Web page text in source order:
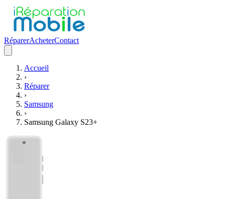
RéparerAcheterContact
Accueil
›
Réparer
›
Samsung
›
Samsung Galaxy S23+